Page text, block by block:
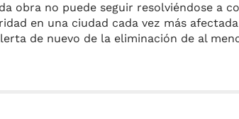
obra no puede seguir resolviéndose a
en una ciudad cada vez más
de nuevo de la eliminación de al